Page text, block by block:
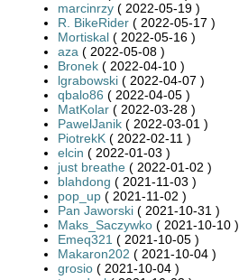
marcinrzy ( 2022-05-19 )
R. BikeRider ( 2022-05-17 )
Mortiskal ( 2022-05-16 )
aza ( 2022-05-08 )
Bronek ( 2022-04-10 )
lgrabowski ( 2022-04-07 )
qbalo86 ( 2022-04-05 )
MatKolar ( 2022-03-28 )
PawelJanik ( 2022-03-01 )
PiotrekK ( 2022-02-11 )
elcin ( 2022-01-03 )
just breathe ( 2022-01-02 )
blahdong ( 2021-11-03 )
pop_up ( 2021-11-02 )
Pan Jaworski ( 2021-10-31 )
Maks_Saczywko ( 2021-10-10 )
Emeq321 ( 2021-10-05 )
Makaron202 ( 2021-10-04 )
grosio ( 2021-10-04 )